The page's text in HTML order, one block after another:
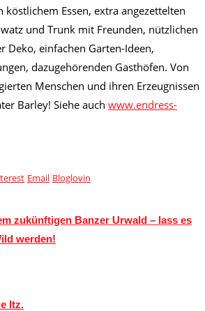
Essen, extra angezettelten
und Trunk mit Freunden, nützlichen
Deko, einfachen Garten-Ideen,
dazugehörenden Gasthöfen. Von
Menschen und ihren Erzeugnissen
Barley! Siehe auch www.endress-
Email Bloglovin
zukünftigen Banzer Urwald – lass es
werden!
Itz.